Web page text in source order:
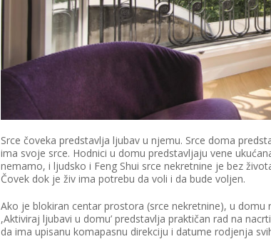
Srce čoveka predstavlja ljubav u njemu. Srce doma
ima svoje srce. Hodnici u domu predstavljaju vene
nemamo, i ljudsko i Feng Shui srce nekretnine je bez
Čovek dok je živ ima potrebu da voli i da bude voljen.
Ako je blokiran centar prostora (srce nekretnine), u domu
,Aktiviraj ljubavi u domu’ predstavlja praktičan rad na
da ima upisanu komapasnu direkciju i datume rodjenja